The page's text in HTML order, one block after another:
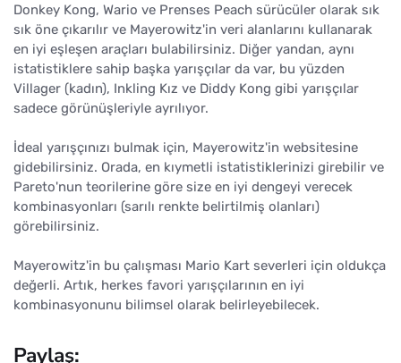
Donkey Kong, Wario ve Prenses Peach sürücüler olarak sık
sık öne çıkarılır ve Mayerowitz'in veri alanlarını kullanarak
en iyi eşleşen araçları bulabilirsiniz. Diğer yandan, aynı
istatistiklere sahip başka yarışçılar da var, bu yüzden
Villager (kadın), Inkling Kız ve Diddy Kong gibi yarışçılar
sadece görünüşleriyle ayrılıyor.
İdeal yarışçınızı bulmak için, Mayerowitz'in websitesine
gidebilirsiniz. Orada, en kıymetli istatistiklerinizi girebilir ve
Pareto'nun teorilerine göre size en iyi dengeyi verecek
kombinasyonları (sarılı renkte belirtilmiş olanları)
görebilirsiniz.
Mayerowitz'in bu çalışması Mario Kart severleri için oldukça
değerli. Artık, herkes favori yarışçılarının en iyi
kombinasyonunu bilimsel olarak belirleyebilecek.
Paylaş: